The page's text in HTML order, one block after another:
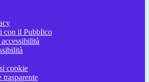
con il Pubblico
cookie